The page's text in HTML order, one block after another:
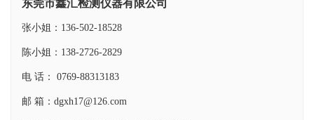
东莞市鑫汇检测仪器有限公司
张小姐：136-502-18528
陈小姐：138-2726-2829
电 话： 0769-88313183
邮 箱：dgxh17@126.com